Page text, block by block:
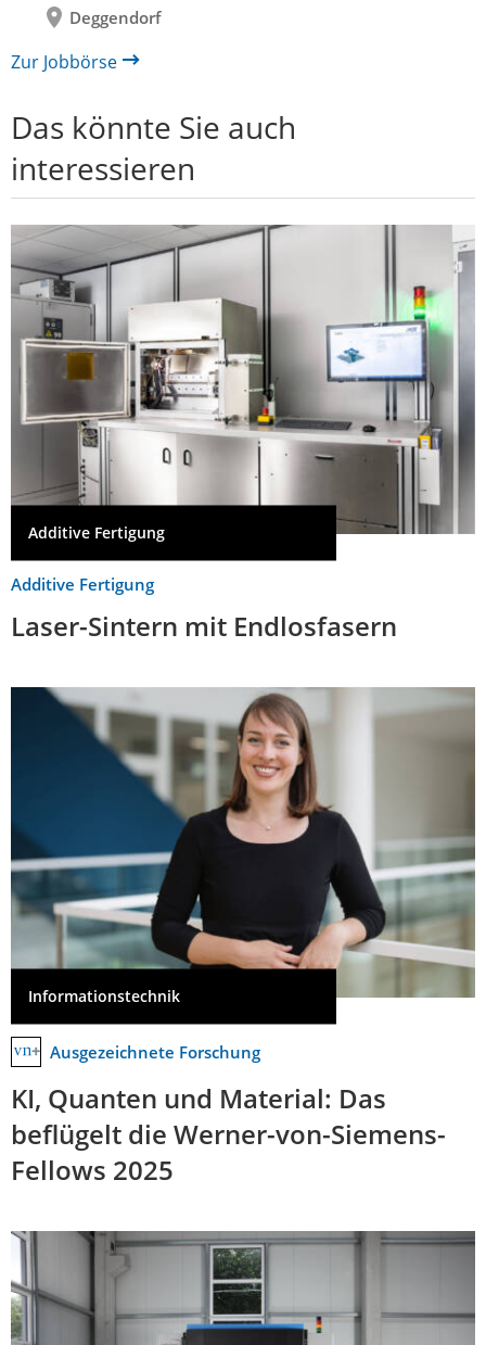
Deggendorf
Zur Jobbörse
Das könnte Sie auch
interessieren
Additive Fertigung
Additive Fertigung
Laser-Sintern mit Endlosfasern
Informationstechnik
Ausgezeichnete Forschung
KI, Quanten und Material: Das
beflügelt die Werner-von-Siemens-
Fellows 2025